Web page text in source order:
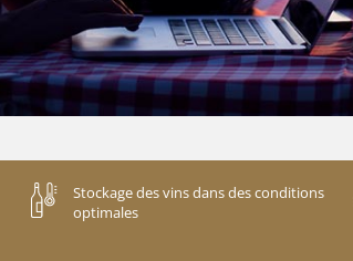
Stockage des vins dans des conditions
optimales